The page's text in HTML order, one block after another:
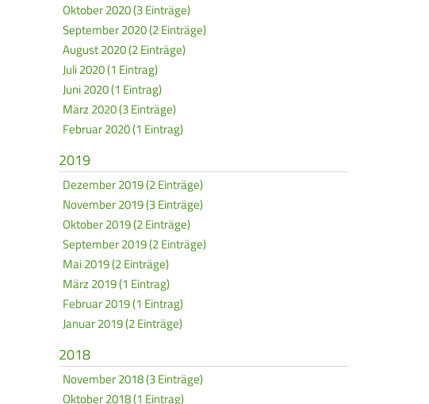
Oktober 2020 (3 Einträge)
September 2020 (2 Einträge)
August 2020 (2 Einträge)
Juli 2020 (1 Eintrag)
Juni 2020 (1 Eintrag)
März 2020 (3 Einträge)
Februar 2020 (1 Eintrag)
2019
Dezember 2019 (2 Einträge)
November 2019 (3 Einträge)
Oktober 2019 (2 Einträge)
September 2019 (2 Einträge)
Mai 2019 (2 Einträge)
März 2019 (1 Eintrag)
Februar 2019 (1 Eintrag)
Januar 2019 (2 Einträge)
2018
November 2018 (3 Einträge)
Oktober 2018 (1 Eintrag)